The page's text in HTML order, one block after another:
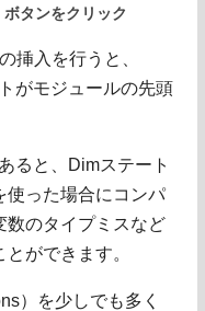
ボタンをクリック
挿入を行うと、
がモジュールの先頭
ると、Dimステート
使った場合にコンパ
数のタイプミスなど
ができます。
）を少しでも多く